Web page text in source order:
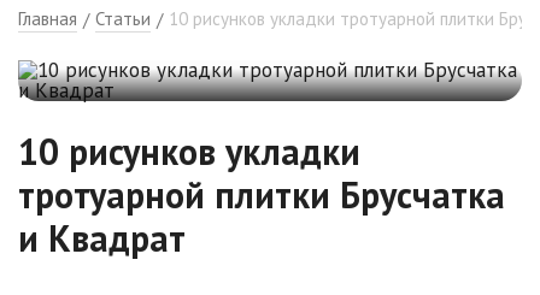
Главная / Статьи / 10 рисунков укладки тротуарной плитки
10 рисунков укладки
тротуарной плитки Брусчатка
и Квадрат